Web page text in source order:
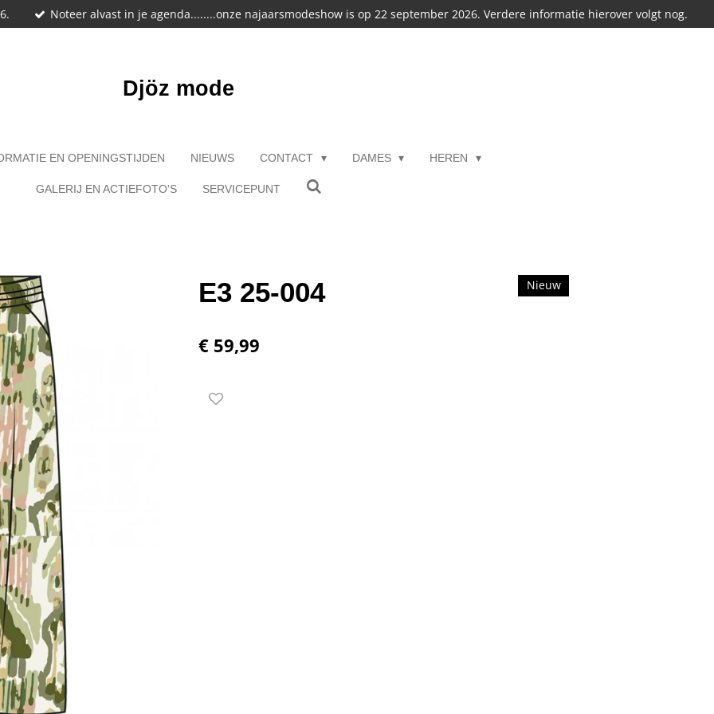
Noteer alvast in je agenda........onze najaarsmodeshow is op 22 september 2026. Verdere informatie hierover volgt nog.
Djöz mode
EN OPENINGSTIJDEN NIEUWS CONTACT DAMES HEREN
GALERIJ EN ACTIEFOTO'S SERVICEPUNT
E3 25-004 Nieuw
€ 59,99